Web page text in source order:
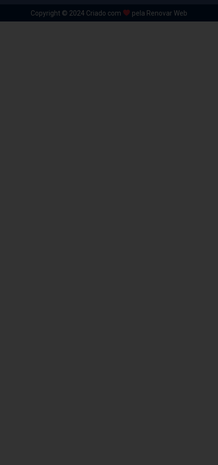
Copyright © 2024 Criado com pela Renovar Web